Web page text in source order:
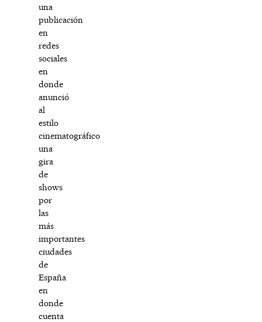
una
publicación
en
redes
sociales
en
donde
anunció
al
estilo
cinematográfico
una
gira
de
shows
por
las
más
importantes
ciudades
de
España
en
donde
cuenta